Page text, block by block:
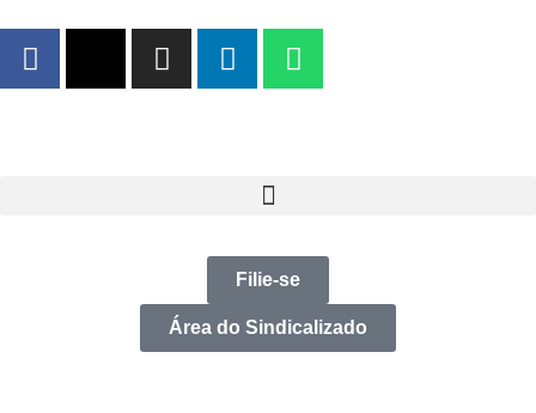
Filie-se
Área do Sindicalizado